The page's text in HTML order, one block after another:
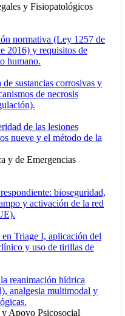
y Fisiopatológicos
normativa (Ley 1257 de
2016) y requisitos de
humano.
sustancias corrosivas y
de necrosis
de las lesiones
nueve y el método de la
y de Emergencias
bioseguridad,
y activación de la red
Triage I, aplicación del
y uso de tirillas de
reanimación hídrica
analgesia multimodal y
Apoyo Psicosocial